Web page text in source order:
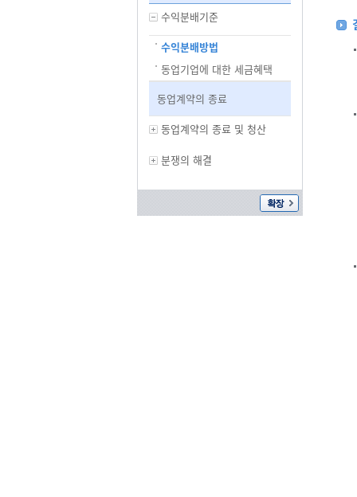
수익분배기준
수익분배방법
동업기업에 대한 세금혜택
동업계약의 종료
동업계약의 종료 및 청산
분쟁의 해결